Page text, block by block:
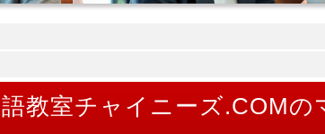
教室チャイニーズ.COMの